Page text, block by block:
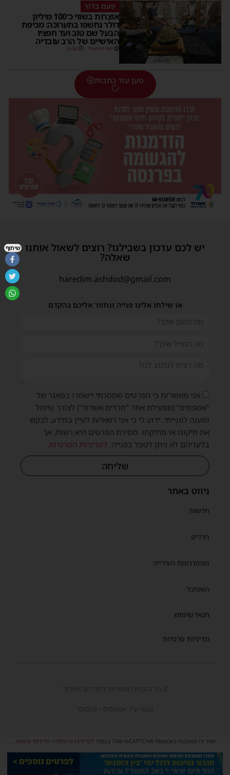
פעם בדור
אוצרות בשווי כ־100 מיליון
דולר נחשפו בתערוכה: מכיפת
הבעל שם טוב ועד חפציו
האישיים של הרב עובדיה
יוסי יחזקאלי 16:34
טען עוד כתבות
ניווט באתר
חדשות
חרדים
ממסדרונות העירייה
השטיבל
תנאי שימוש
מדיניות פרטיות
יש לכם עדכון בשבילנו? רוצים לשאול אותנו
שאלה?
haredim.ashdod@gmail.com
או שילחו אלינו פנייה ונחזור אליכם בהקדם
אני מאשר/ת כי הפרטים שמסרתי יישמרו במאגר של
"אמפסיס" (מפעילת אתר "חרדים אשדוד") לצורך טיפול
ומענה לפנייתי. ידוע לי כי אני רשאי/ת לעיין במידע, לבקש
את תיקונו או מחיקתו. מסירת הפרטים היא רשות, אך
בלעדיהם לא ניתן לטפל בפנייה. למדיניות הפרטיות
שליחה
© כל הזכויות שמורות ל'חרדים אשדוד'
נבנה ע"י 'אמפסיס - פרסום'
אתר זה מאובטח באמצעות reCAPTCHA וגוגל בכפוף למדיניות פרטיות ו-מדיניות שימוש
שיתוף